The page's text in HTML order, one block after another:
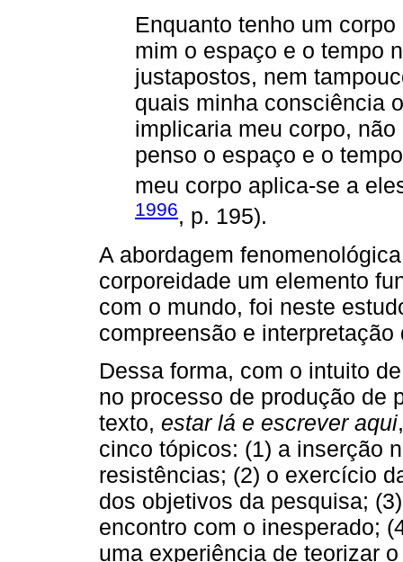
Enquanto tenho um
mim o espaço e o tempo
justapostos, nem
quais minha consciência
implicaria meu corpo,
penso o espaço e o
meu corpo aplica-se a
1996, p. 195).
A abordagem
corporeidade um elemento
com o mundo, foi neste
compreensão e interpretação
Dessa forma, com o intuito
no processo de produção de
texto, estar lá e escrever aqui
cinco tópicos: (1) a inserção
resistências; (2) o exercício
dos objetivos da pesquisa;
encontro com o inesperado;
uma experiência de teorizar